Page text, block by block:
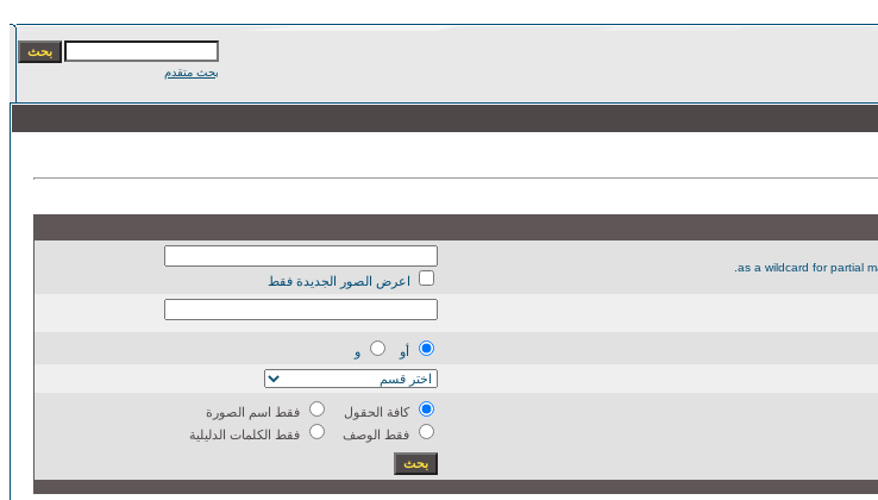
بحث متقدم
اعرض الصور الجديدة فقط
أو
و
كافة الحقول
فقط اسم الصورة
فقط الوصف
فقط الكلمات الدليلية